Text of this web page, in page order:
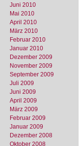
Juni 2010
Mai 2010
April 2010
März 2010
Februar 2010
Januar 2010
Dezember 2009
November 2009
September 2009
Juli 2009
Juni 2009
April 2009
März 2009
Februar 2009
Januar 2009
Dezember 2008
Oktober 2008